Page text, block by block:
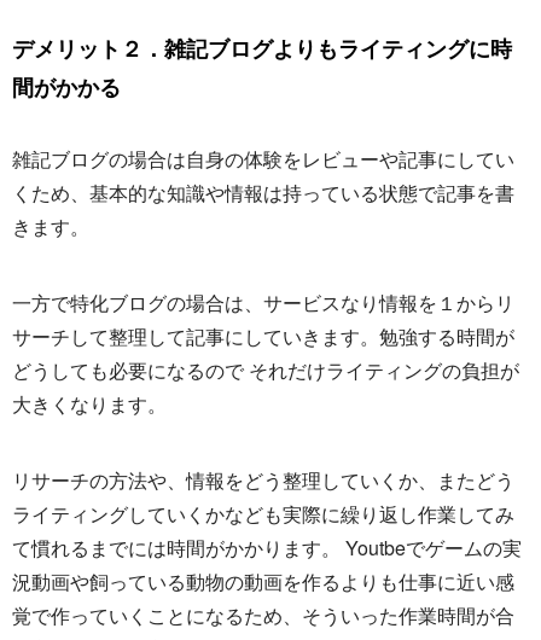
デメリット２．雑記ブログよりもライティングに時
間がかかる
雑記ブログの場合は自身の体験をレビューや記事にしてい
くため、基本的な知識や情報は持っている状態で記事を書
きます。
一方で特化ブログの場合は、サービスなり情報を１からリ
サーチして整理して記事にしていきます。勉強する時間が
どうしても必要になるので それだけライティングの負担が
大きくなります。
リサーチの方法や、情報をどう整理していくか、またどう
ライティングしていくかなども実際に繰り返し作業してみ
て慣れるまでには時間がかかります。 Youtbeでゲームの実
況動画や飼っている動物の動画を作るよりも仕事に近い感
覚で作っていくことになるため、そういった作業時間が合